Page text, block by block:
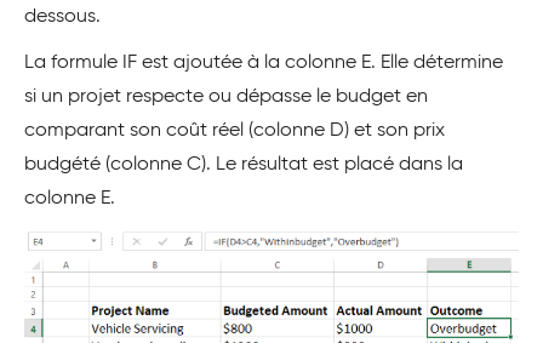
dessous.
La formule IF est ajoutée à la colonne E. Elle détermine
si un projet respecte ou dépasse le budget en
comparant son coût réel (colonne D) et son prix
budgété (colonne C). Le résultat est placé dans la
colonne E.